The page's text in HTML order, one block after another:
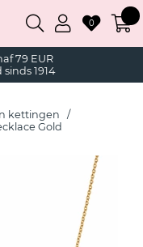
79 EUR
1914
0
kettingen
Gold